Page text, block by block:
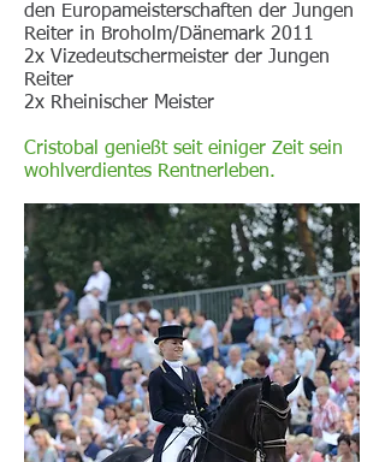
den Europameisterschaften der Jungen
Reiter in Broholm/Dänemark 2011
2x Vizedeutschermeister der Jungen
Reiter
2x Rheinischer Meister
Cristobal genießt seit einiger Zeit sein
wohlverdientes Rentnerleben.